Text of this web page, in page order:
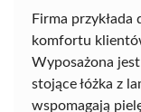
Firma przykłada
komfortu
Wyposażona
stojące łóżka z
wspomagają